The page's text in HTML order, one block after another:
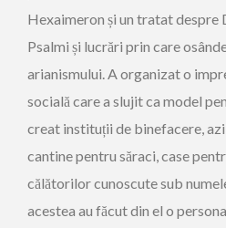
Hexaimeron și un tratat despre
Psalmi și lucrări prin care
arianismului. A organizat o
socială care a slujit ca model
creat instituții de binefacere,
cantine pentru săraci, case
călătorilor cunoscute sub
acestea au făcut din el o